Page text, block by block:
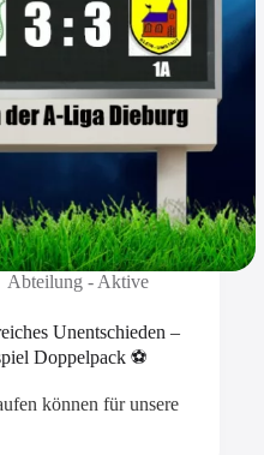
Abteilung - Aktive
Unentschieden –
Doppelpack ⚽
können für unsere